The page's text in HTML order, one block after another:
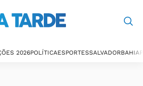
2026POLÍTICAESPORTESSALVADORBAHIA